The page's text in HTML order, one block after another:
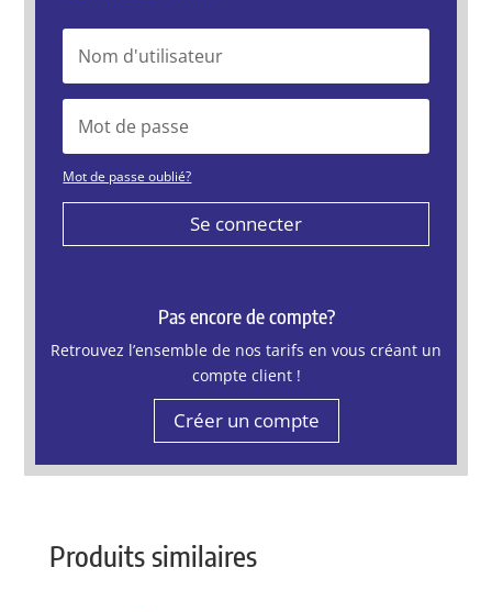
Mot de passe oublié?
Se connecter
Pas encore de compte?
Retrouvez l’ensemble de nos tarifs en vous créant un
compte client !
Créer un compte
Produits similaires